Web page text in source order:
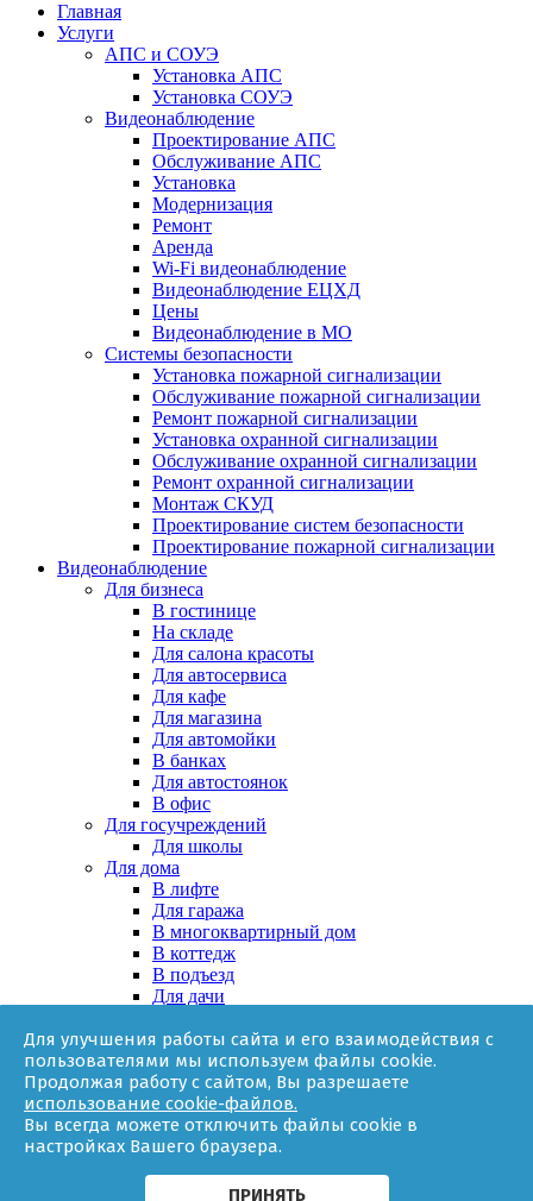
Для улучшения работы сайта и его взаимодействия с
пользователями мы используем файлы cookie.
Продолжая работу с сайтом, Вы разрешаете
использование cookie-файлов.
Вы всегда можете отключить файлы cookie в
настройках Вашего браузера.
ПРИНЯТЬ
Главная
Услуги
АПС и СОУЭ
Установка АПС
Установка СОУЭ
Видеонаблюдение
Проектирование АПС
Обслуживание АПС
Установка
Модернизация
Ремонт
Аренда
Wi-Fi видеонаблюдение
Видеонаблюдение ЕЦХД
Цены
Видеонаблюдение в МО
Системы безопасности
Установка пожарной сигнализации
Обслуживание пожарной сигнализации
Ремонт пожарной сигнализации
Установка охранной сигнализации
Обслуживание охранной сигнализации
Ремонт охранной сигнализации
Монтаж СКУД
Проектирование систем безопасности
Проектирование пожарной сигнализации
Видеонаблюдение
Для бизнеса
В гостинице
На складе
Для салона красоты
Для автосервиса
Для кафе
Для магазина
Для автомойки
В банках
Для автостоянок
В офис
Для госучреждений
Для школы
Для дома
В лифте
Для гаража
В многоквартирный дом
В коттедж
В подъезд
Для дачи
За няней
В квартире
Для ТСЖ
Оборудование
Онлайн-калькулятор
Гарантии